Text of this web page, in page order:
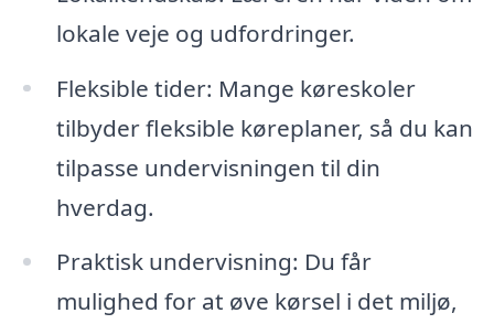
lokale veje og udfordringer.
Fleksible tider: Mange køreskoler
tilbyder fleksible køreplaner, så du kan
tilpasse undervisningen til din
hverdag.
Praktisk undervisning: Du får
mulighed for at øve kørsel i det miljø,